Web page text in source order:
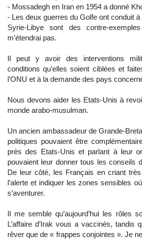
- Mossadegh en Iran en 1954 a donné
- Les deux guerres du Golfe ont conduit
Syrie-Libye sont des contre-
m’étendrai pas.
Il peut y avoir des interventions
conditions qu’elles soient ciblées et
l’ONU et à la demande des pays
Nous devons aider les Etats-Unis à
monde arabo-musulman.
Un ancien ambassadeur de Grande-
politiques pouvaient être
près des Etats-Unis et parlant à leur
pouvaient leur donner tous les conseils
De leur côté, les Français en criant
l’alerte et indiquer les zones sensibles
s’aventurer.
Il me semble qu’aujourd’hui les rôles
L’affaire d’Irak vous a vaccinés, tandis
rêver que de « frappes conjointes ». Je